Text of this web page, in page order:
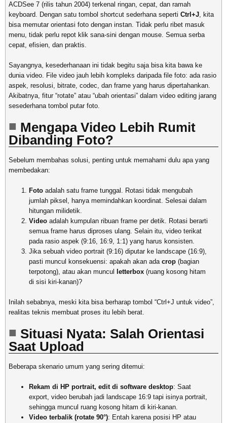
ACDSee 7 (rilis tahun 2004) terkenal ringan, cepat, dan ramah
keyboard. Dengan satu tombol shortcut sederhana seperti Ctrl+J, kita
bisa memutar orientasi foto dengan instan. Tidak perlu ribet masuk
menu, tidak perlu repot klik sana-sini dengan mouse. Semua serba
cepat, efisien, dan praktis.
Sayangnya, kesederhanaan ini tidak begitu saja bisa kita bawa ke
dunia video. File video jauh lebih kompleks daripada file foto: ada rasio
aspek, resolusi, bitrate, codec, dan frame yang harus dipertahankan.
Akibatnya, fitur “rotate” atau “ubah orientasi” dalam video editing jarang
sesederhana tombol putar foto.
Mengapa Video Lebih Rumit
Dibanding Foto?
Sebelum membahas solusi, penting untuk memahami dulu apa yang
membedakan:
Foto adalah satu frame tunggal. Rotasi tidak mengubah
jumlah piksel, hanya memindahkan koordinat. Selesai dalam
hitungan milidetik.
Video adalah kumpulan ribuan frame per detik. Rotasi berarti
semua frame harus diproses ulang. Selain itu, video terikat
pada rasio aspek (9:16, 16:9, 1:1) yang harus konsisten.
Jika sebuah video portrait (9:16) diputar ke landscape (16:9),
pasti muncul konsekuensi: apakah akan ada crop (bagian
terpotong), atau akan muncul
letterbox (ruang kosong hitam
di sisi kiri-kanan)?
Inilah sebabnya, meski kita bisa berharap tombol “Ctrl+J untuk video”,
realitas teknis membuat proses itu lebih berat.
Situasi Nyata: Salah Orientasi
Saat Upload
Beberapa skenario umum yang sering ditemui:
Rekam di HP portrait, edit di software desktop: Saat
export, video berubah jadi landscape 16:9 tapi isinya portrait,
sehingga muncul ruang kosong hitam di kiri-kanan.
Video terbalik (rotate 90°): Entah karena posisi HP atau